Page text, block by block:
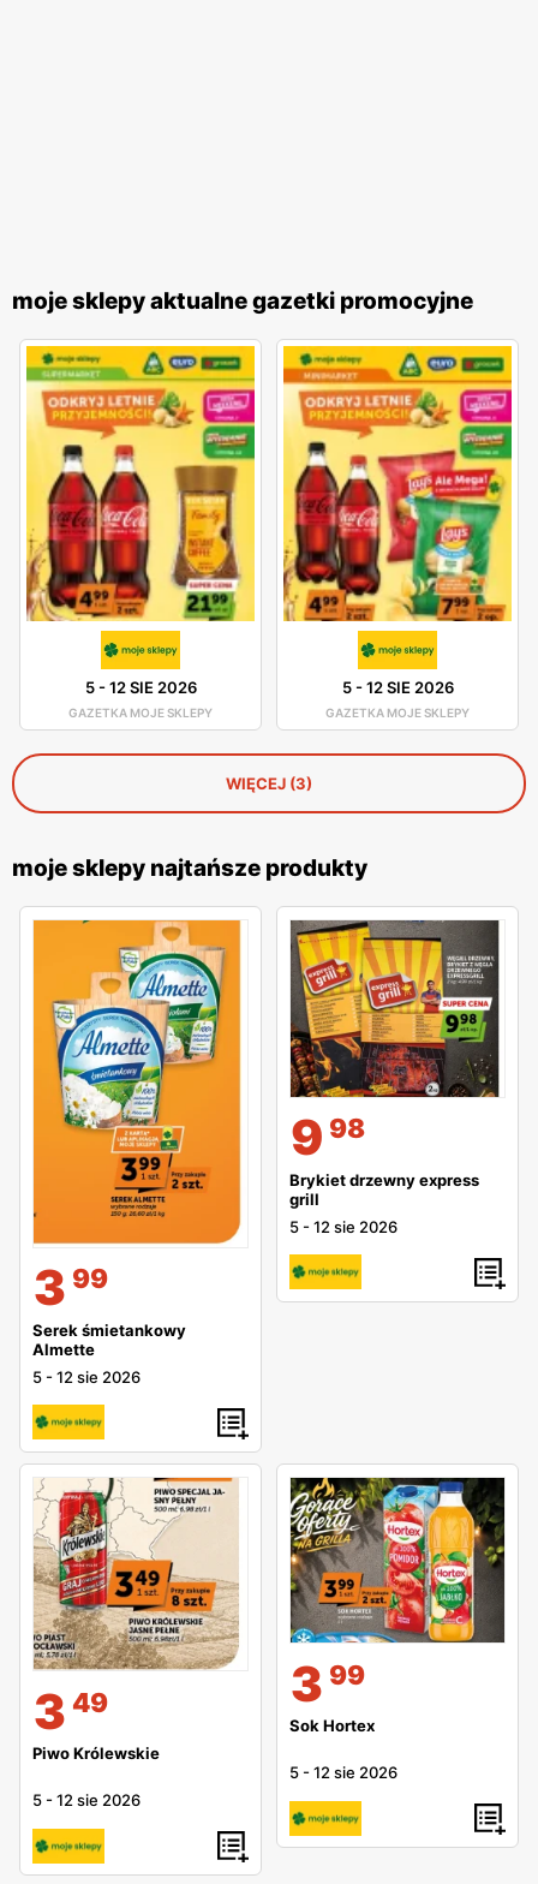
moje sklepy aktualne gazetki promocyjne
5-12 SIE 2026
GAZETKA MOJE SKLEPY
5-12 SIE 2026
GAZETKA MOJE SKLEPY
WIĘCEJ (3)
moje sklepy najtańsze produkty
3 99
Serek śmietankowy
Almette
5 -12 sie 2026
9 98
Brykiet drzewny express
grill
5 -12 sie 2026
3 49
Piwo Królewskie
5 -12 sie 2026
3 99
Sok Hortex
5 -12 sie 2026